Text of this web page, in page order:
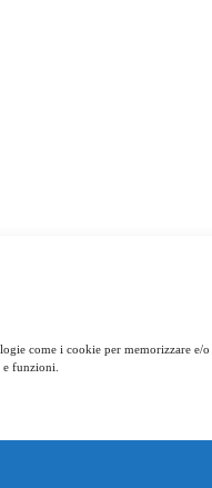
come i cookie per memorizzare
funzioni.